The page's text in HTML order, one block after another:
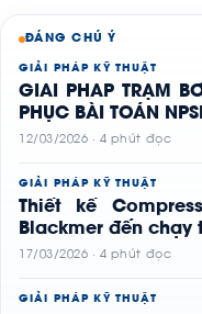
ĐÁNG CHÚ Ý
GIẢI PHÁP KỸ THUẬT
GIẢI PHÁP TRẠM
PHỤC BÀI TOÁN
12/03/2026 · 4 phút đọc
GIẢI PHÁP KỸ THUẬT
Thiết kế
Blackmer đến chạy
17/03/2026 · 4 phút đọc
GIẢI PHÁP KỸ THUẬT